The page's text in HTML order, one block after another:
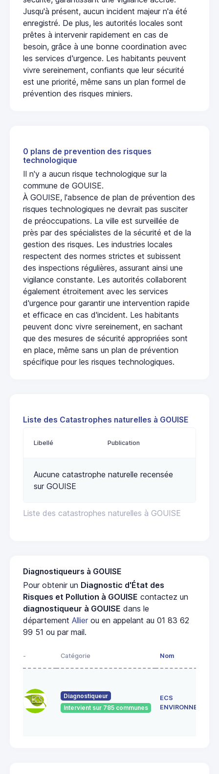
Jusqu'à présent, aucun incident majeur n'a été
enregistré. De plus, les autorités locales sont
prêtes à intervenir rapidement en cas de
besoin, grâce à une bonne coordination avec
les services d'urgence. Les habitants peuvent
vivre sereinement, confiants que leur sécurité
est une priorité, même sans un plan formel de
prévention des risques miniers.
0 plans de prevention des risques
technologique
Il n'y a aucun risque technologique sur la
commune de GOUISE.
À GOUISE, l'absence de plan de prévention des
risques technologiques ne devrait pas susciter
de préoccupations. La ville est surveillée de
près par des spécialistes de la sécurité et de la
gestion des risques. Les industries locales
respectent des normes strictes et subissent
des inspections régulières, assurant ainsi une
vigilance constante. Les autorités collaborent
également étroitement avec les services
d'urgence pour garantir une intervention rapide
et efficace en cas d'incident. Les habitants
peuvent donc vivre sereinement, en sachant
que des mesures de sécurité appropriées sont
en place, même sans un plan de prévention
spécifique pour les risques technologiques.
Liste des Catastrophes naturelles à GOUISE
Liste des catastrophes naturelles à GOUISE
Libellé Publication
Aucune catastrophe naturelle recensée
sur GOUISE
Diagnostiqueurs à GOUISE
Pour obtenir un Diagnostic d'État des
Risques et Pollution à GOUISE contactez un
diagnostiqueur à GOUISE dans le
département Allier ou en appelant au 01 83 62
99 51 ou par mail.
- Catégorie Nom
Diagnostiqueur
Intervient sur 785 communes
ECS
ENVIRONNEMENT